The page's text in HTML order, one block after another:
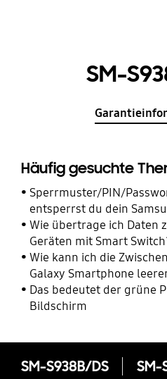
SM-
Häufig gesuchte
Sperrmuster/PIN/
entsperrst du dein
Wie übertrage ich Daten
Geräten mit Smart
Wie kann ich die
Galaxy Smartphone
Das bedeutet der grüne
Bildschirm
SM-S938B/DS SM-